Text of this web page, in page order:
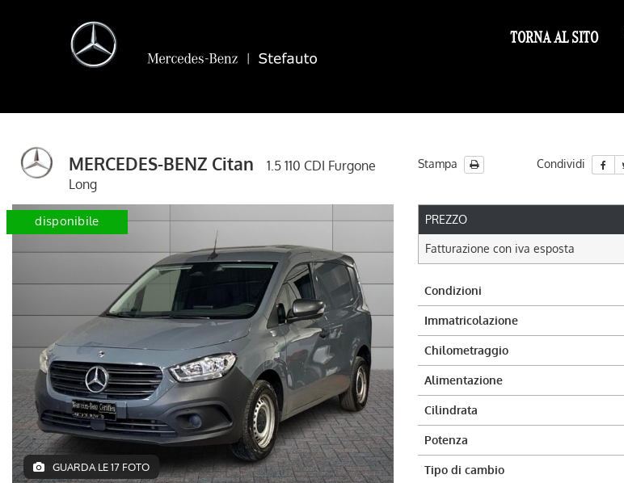
TORNA AL SITO
MERCEDES-BENZ Citan
1.5 110 CDI Furgone
Long
Stampa Condividi
disponibile
GUARDA LE 17 FOTO
PREZZO
Fatturazione con iva esposta
Condizioni
Immatricolazione
Chilometraggio
Alimentazione
Cilindrata
Potenza
Tipo di cambio